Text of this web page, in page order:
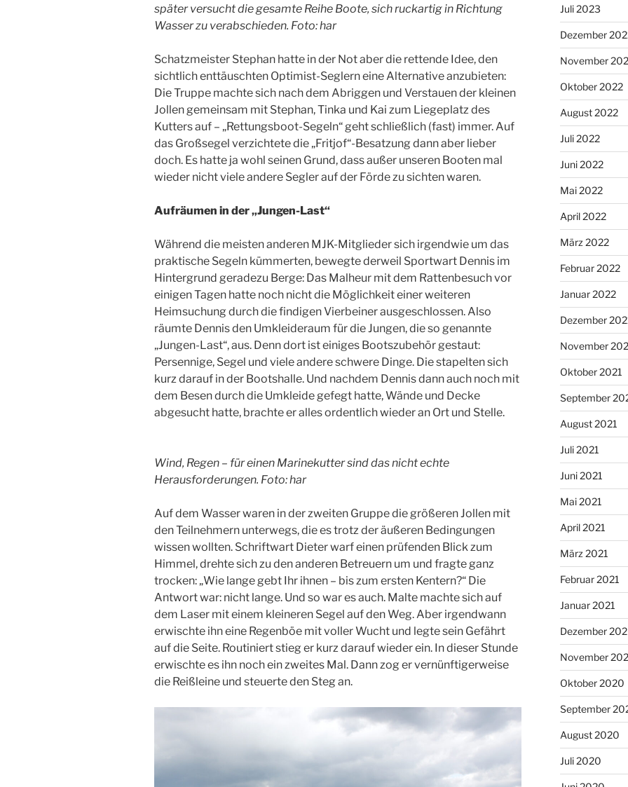
später versucht die gesamte Reihe Boote, sich ruckartig in Richtung
Wasser zu verabschieden. Foto: har
Schatzmeister Stephan hatte in der Not aber die rettende Idee, den
sichtlich enttäuschten Optimist-Seglern eine Alternative anzubieten:
Die Truppe machte sich nach dem Abriggen und Verstauen der kleinen
Jollen gemeinsam mit Stephan, Tinka und Kai zum Liegeplatz des
Kutters auf – „Rettungsboot-Segeln“ geht schließlich (fast) immer. Auf
das Großsegel verzichtete die „Fritjof“-Besatzung dann aber lieber
doch. Es hatte ja wohl seinen Grund, dass außer unseren Booten mal
wieder nicht viele andere Segler auf der Förde zu sichten waren.
Aufräumen in der „Jungen-Last“
Während die meisten anderen MJK-Mitglieder sich irgendwie um das
praktische Segeln kümmerten, bewegte derweil Sportwart Dennis im
Hintergrund geradezu Berge: Das Malheur mit dem Rattenbesuch vor
einigen Tagen hatte noch nicht die Möglichkeit einer weiteren
Heimsuchung durch die findigen Vierbeiner ausgeschlossen. Also
räumte Dennis den Umkleideraum für die Jungen, die so genannte
„Jungen-Last“, aus. Denn dort ist einiges Bootszubehör gestaut:
Persennige, Segel und viele andere schwere Dinge. Die stapelten sich
kurz darauf in der Bootshalle. Und nachdem Dennis dann auch noch mit
dem Besen durch die Umkleide gefegt hatte, Wände und Decke
abgesucht hatte, brachte er alles ordentlich wieder an Ort und Stelle.
Wind, Regen – für einen Marinekutter sind das nicht echte
Herausforderungen. Foto: har
Auf dem Wasser waren in der zweiten Gruppe die größeren Jollen mit
den Teilnehmern unterwegs, die es trotz der äußeren Bedingungen
wissen wollten. Schriftwart Dieter warf einen prüfenden Blick zum
Himmel, drehte sich zu den anderen Betreuern um und fragte ganz
trocken: „Wie lange gebt Ihr ihnen – bis zum ersten Kentern?“ Die
Antwort war: nicht lange. Und so war es auch. Malte machte sich auf
dem Laser mit einem kleineren Segel auf den Weg. Aber irgendwann
erwischte ihn eine Regenböe mit voller Wucht und legte sein Gefährt
auf die Seite. Routiniert stieg er kurz darauf wieder ein. In dieser Stunde
erwischte es ihn noch ein zweites Mal. Dann zog er vernünftigerweise
die Reißleine und steuerte den Steg an.
Juli 2023
Dezember
November
Oktober 2022
August 2022
Juli 2022
Juni 2022
Mai 2022
April 2022
März 2022
Februar 2022
Januar 2022
Dezember
November
Oktober 2021
September
August 2021
Juli 2021
Juni 2021
Mai 2021
April 2021
März 2021
Februar 2021
Januar 2021
Dezember
November
Oktober 2020
September
August 2020
Juli 2020